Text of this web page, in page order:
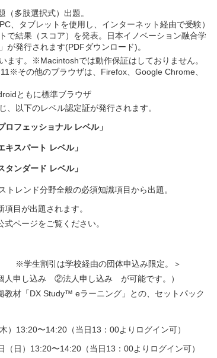
（多肢選択式）出題。
PC 、タブレットを使用し、インターネット経由で受験）
で結果（スコア）を発表。日本イノベーション融合学
が発行されます(PDFダウンロード)。
ます。※Macintoshでは動作保証はしておりません。
※その他のブラウザは、 Firefox Google Chrome
ともに標準ブラウザ
、以下のレベル認定証が発行されます。
ロフェッショナル レベル」
キスパート レベル」
タンダード レベル」
トレンド分野全般の必須知識項目から出題。
目が出題されます。
ページをご覧ください。
※学生割引は学校経由の団体申込み限定。＞
人申し込み ②法人申し込み が可能です。）
教材「DX Study™ eラーニング」との、セットパック
） 13:20〜14:20 （当⽇13 ： 00よりログイン可）
（⽇） 13:20〜14:20 （当⽇13 ： 00よりログイン可）